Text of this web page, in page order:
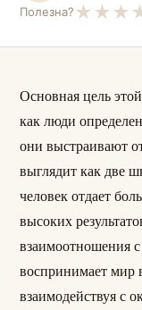
Полезна? ★ ★ ★
Основная цель
как люди
они выстраивают
выглядит как две
человек отдает
высоких
взаимоотношения
воспринимает
взаимодействуя с